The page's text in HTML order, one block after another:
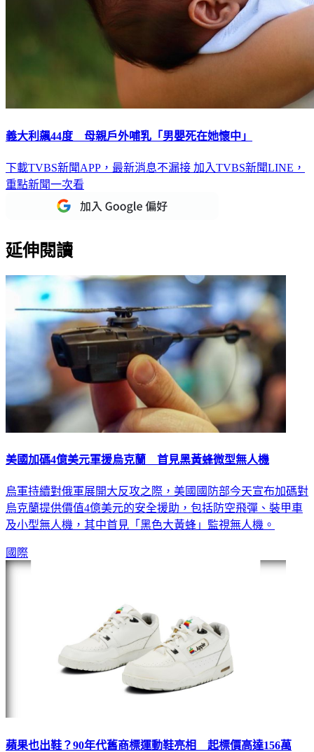
義大利飆44度 母親戶外哺乳「男嬰死在她懷中」
下載TVBS新聞APP，最新消息不漏接 加入TVBS新聞LINE，
重點新聞一次看
延伸閱讀
美國加碼4億美元軍援烏克蘭 首見黑黃蜂微型無人機
烏軍持續對俄軍展開大反攻之際，美國國防部今天宣布加碼對
烏克蘭提供價值4億美元的安全援助，包括防空飛彈、裝甲車
及小型無人機，其中首見「黑色大黃蜂」監視無人機。
國際
蘋果也出鞋？90年代舊商標運動鞋亮相 起標價高達156萬